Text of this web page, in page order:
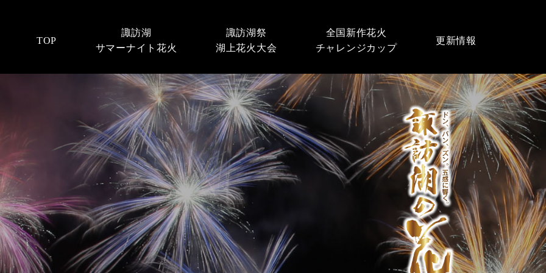
TOP
諏訪湖
サマーナイト花火
諏訪湖祭
湖上花火大会
全国新作花火
チャレンジカップ
更新情報